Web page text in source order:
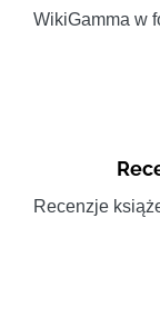
WikiGamma w
Recenzje